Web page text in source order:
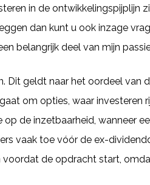
in de
dan kunt u ook inzage
belangrijk deel van mijn
Dit geldt naar het oordeel van
om opties, waar investeren
de inzetbaarheid, wanneer
vaak toe vóór de ex-
de opdracht start,